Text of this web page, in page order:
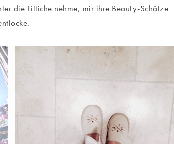
die Fittiche nehme, mir ihre Beauty-Schätze